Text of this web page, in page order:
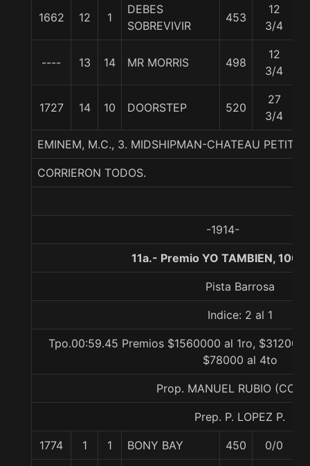
1662 12 1
DEBES
SOBREVIVIR
453
12
3/4
---- 13 14 MR MORRIS 498
12
3/4
1727 14 10 DOORSTEP 520
27
3/4
EMINEM, M.C., 3. MIDSHIPMAN-CHATEAU PETIT-
CORRIERON TODOS.
-1914-
11a.- Premio YO TAMBIEN,
Pista Barrosa
Indice: 2 al 1
Tpo.00:59.45 Premios $1560000 al 1ro,
$78000 al 4to
Prop. MANUEL RUBIO
Prep. P. LOPEZ P.
1774 1 1 BONY BAY 450 0/0